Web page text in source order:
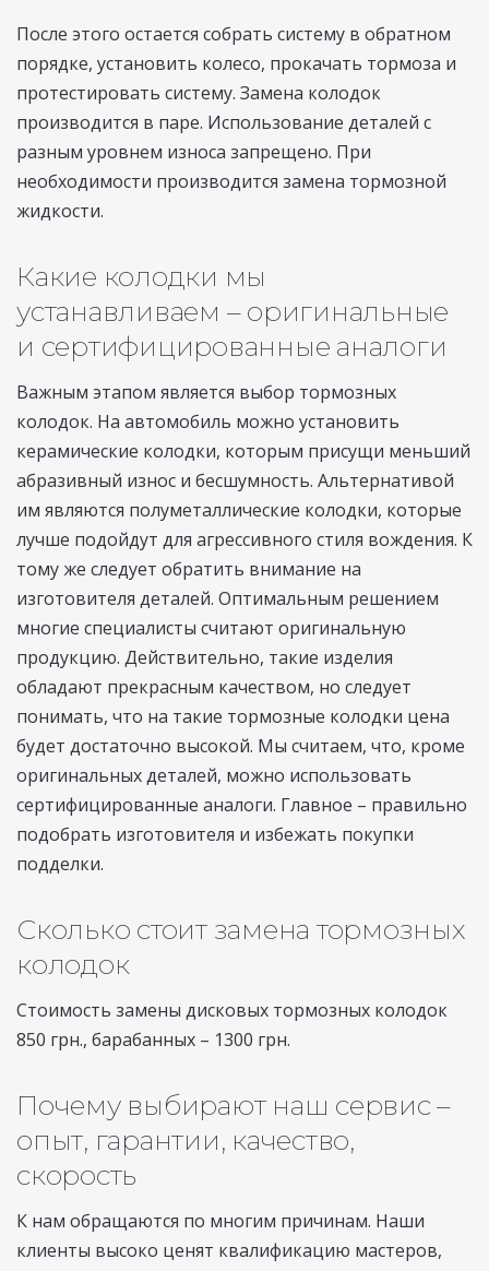
После этого остается собрать систему в обратном
порядке, установить колесо, прокачать тормоза и
протестировать систему. Замена колодок
производится в паре. Использование деталей с
разным уровнем износа запрещено. При
необходимости производится замена тормозной
жидкости.
Какие колодки мы
устанавливаем – оригинальные
и сертифицированные аналоги
Важным этапом является выбор тормозных
колодок. На автомобиль можно установить
керамические колодки, которым присущи меньший
абразивный износ и бесшумность. Альтернативой
им являются полуметаллические колодки, которые
лучше подойдут для агрессивного стиля вождения. К
тому же следует обратить внимание на
изготовителя деталей. Оптимальным решением
многие специалисты считают оригинальную
продукцию. Действительно, такие изделия
обладают прекрасным качеством, но следует
понимать, что на такие тормозные колодки цена
будет достаточно высокой. Мы считаем, что, кроме
оригинальных деталей, можно использовать
сертифицированные аналоги. Главное – правильно
подобрать изготовителя и избежать покупки
подделки.
Сколько стоит замена тормозных
колодок
Стоимость замены дисковых тормозных колодок
850 грн., барабанных – 1300 грн.
Почему выбирают наш сервис –
опыт, гарантии, качество,
скорость
К нам обращаются по многим причинам. Наши
клиенты высоко ценят квалификацию мастеров,